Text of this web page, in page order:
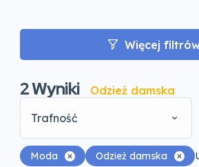
Więcej
2Wyniki
Odzież damska
Trafność
Moda Odzież damska